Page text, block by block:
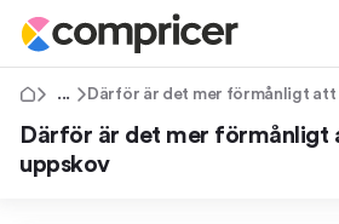
Tips & RådDärför är det mer förmånligt
Därför är det mer
uppskov